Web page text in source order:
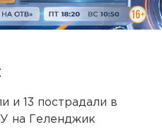
и 13 пострадали в
на Геленджик